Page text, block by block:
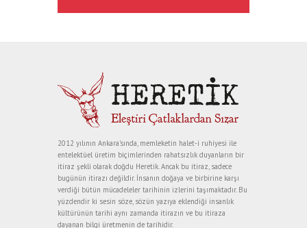
2012 yılının Ankara’sında, memleketin halet-i ruhiyesi ile
entelektüel üretim biçimlerinden rahatsızlık duyanların bir
itiraz şekli olarak doğdu Heretik. Ancak bu itiraz, sadece
bugünün itirazı değildir. İnsanın doğaya ve birbirine karşı
verdiği bütün mücadeleler tarihinin izlerini taşımaktadır. Bu
yüzdendir ki sesin söze, sözün yazıya eklendiği insanlık
kültürünün tarihi aynı zamanda itirazın ve bu itiraza
dayanan bilgi üretmenin de tarihidir.